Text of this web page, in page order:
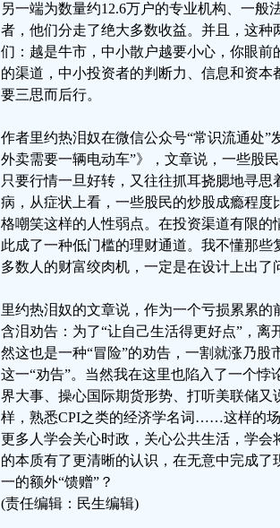
另一端为数量约12.6万户的专业机构、一般
者，他们分走了绝大多数收益。并且，这
们：越是牛市，中小散户越要小心，你眼
的渠道，中小投资者的判断力、信息和资
要三思而后行。
作者里约热泪奴在微信公众号“常识流通处”
外卖需要一辆电动车”》，文章说，一些股
只要行情一旦好转，又往往抓耳挠腮地寻
病，从症状上看，一些股民的炒股成瘾程
格嘲笑这样的人性弱点。在投资渠道有限
此成了一种低门槛的理财通道。我不懂那
多数人的财富绞肉机，一定是在设计上出了
里约热泪奴的文章说，作为一个亏损累累
含泪劝告：为了“让自己生活得更好点”，
然这也是一种“冒险”的劝告，一割就涨乃
这一“劝告”。当然我在这里也陷入了一个
界大事、操心国际期货形势、打听美联储
样，熟悉CPI之类的经济学名词……这样的
更多人学会关心时政，关心公共生活，学
的本质有了更清晰的认识，在无意中完成
一的额外“馈赠”？
(责任编辑：民生编辑)